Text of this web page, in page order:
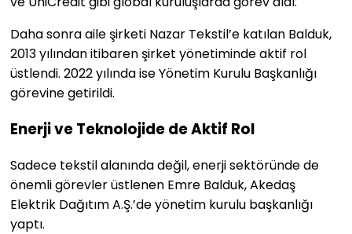
Daha sonra aile şirketi Nazar Tekstil’e katılan Balduk,
2013 yılından itibaren şirket yönetiminde aktif rol
üstlendi. 2022 yılında ise Yönetim Kurulu Başkanlığı
görevine getirildi.
Enerji ve Teknolojide de Aktif Rol
Sadece tekstil alanında değil, enerji sektöründe de
önemli görevler üstlenen Emre Balduk, Akedaş
Elektrik Dağıtım A.Ş.’de yönetim kurulu başkanlığı
yaptı.